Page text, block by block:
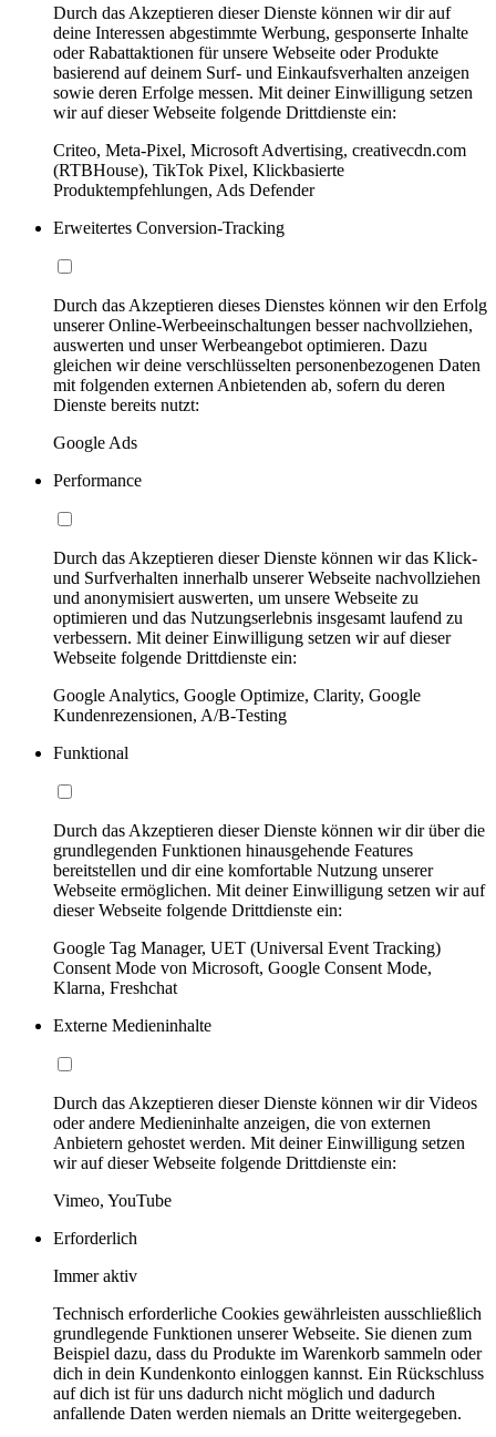
Durch das Akzeptieren dieser Dienste können wir dir auf
deine Interessen abgestimmte Werbung, gesponserte Inhalte
oder Rabattaktionen für unsere Webseite oder Produkte
basierend auf deinem Surf- und Einkaufsverhalten anzeigen
sowie deren Erfolge messen. Mit deiner Einwilligung setzen
wir auf dieser Webseite folgende Drittdienste ein:
Criteo, Meta-Pixel, Microsoft Advertising, creativecdn.com
(RTBHouse), TikTok Pixel, Klickbasierte
Produktempfehlungen, Ads Defender
Erweitertes Conversion-Tracking
Durch das Akzeptieren dieses Dienstes können wir den Erfolg
unserer Online-Werbeeinschaltungen besser nachvollziehen,
auswerten und unser Werbeangebot optimieren. Dazu
gleichen wir deine verschlüsselten personenbezogenen Daten
mit folgenden externen Anbietenden ab, sofern du deren
Dienste bereits nutzt:
Google Ads
Performance
Durch das Akzeptieren dieser Dienste können wir das Klick-
und Surfverhalten innerhalb unserer Webseite nachvollziehen
und anonymisiert auswerten, um unsere Webseite zu
optimieren und das Nutzungserlebnis insgesamt laufend zu
verbessern. Mit deiner Einwilligung setzen wir auf dieser
Webseite folgende Drittdienste ein:
Google Analytics, Google Optimize, Clarity, Google
Kundenrezensionen, A/B-Testing
Funktional
Durch das Akzeptieren dieser Dienste können wir dir über die
grundlegenden Funktionen hinausgehende Features
bereitstellen und dir eine komfortable Nutzung unserer
Webseite ermöglichen. Mit deiner Einwilligung setzen wir auf
dieser Webseite folgende Drittdienste ein:
Google Tag Manager, UET (Universal Event Tracking)
Consent Mode von Microsoft, Google Consent Mode,
Klarna, Freshchat
Externe Medieninhalte
Durch das Akzeptieren dieser Dienste können wir dir Videos
oder andere Medieninhalte anzeigen, die von externen
Anbietern gehostet werden. Mit deiner Einwilligung setzen
wir auf dieser Webseite folgende Drittdienste ein:
Vimeo, YouTube
Erforderlich
Immer aktiv
Technisch erforderliche Cookies gewährleisten ausschließlich
grundlegende Funktionen unserer Webseite. Sie dienen zum
Beispiel dazu, dass du Produkte im Warenkorb sammeln oder
dich in dein Kundenkonto einloggen kannst. Ein Rückschluss
auf dich ist für uns dadurch nicht möglich und dadurch
anfallende Daten werden niemals an Dritte weitergegeben.